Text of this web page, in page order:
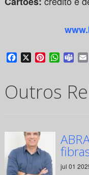
Facebook
X Pinterest
Outros
jul 01